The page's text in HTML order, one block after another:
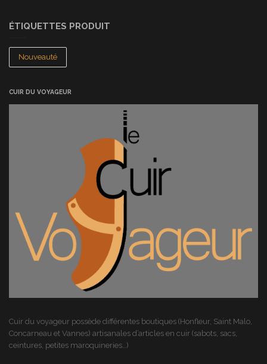
ÉTIQUETTES PRODUIT
Nouveauté
CUIR DU VOYAGEUR
Cuir du voyageur possède différentes boutiques (Honfleur, Saint Malo,
Concarneau et Vannes) artisanales d’articles en cuir (sabots, sacs,
ceintures, petites maroquineries…)